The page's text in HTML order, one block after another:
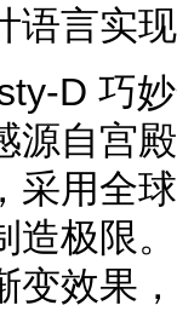
语言实
D 巧
源自宫
采用全
造极限
变效果